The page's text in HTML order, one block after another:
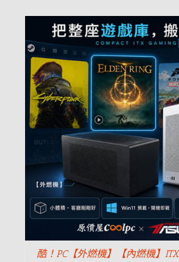
酷！PC【外燃機】【內燃機】